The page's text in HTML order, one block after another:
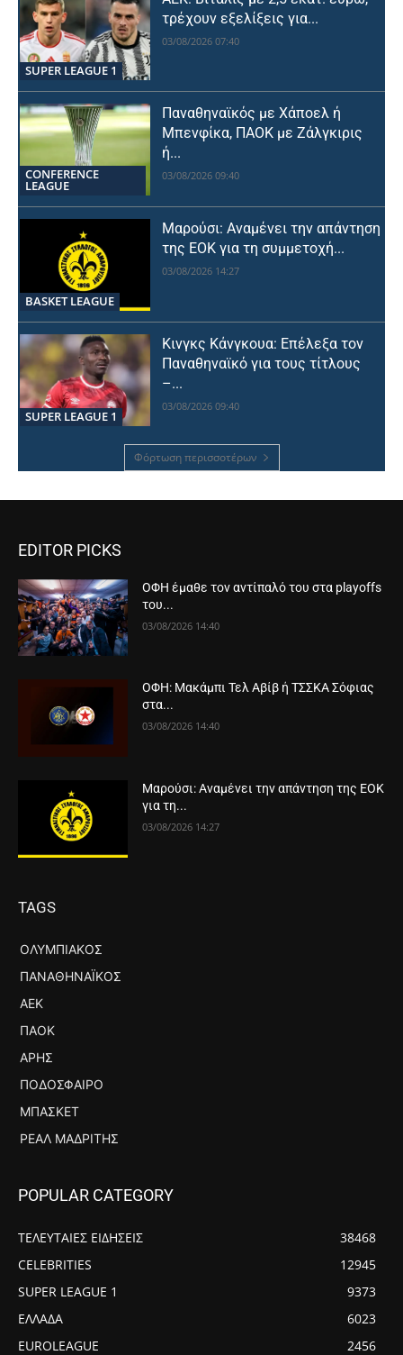
SUPER LEAGUE 1
τρέχουν εξελίξεις για...
03/08/2026 07:40
CONFERENCE
LEAGUE
Παναθηναϊκός με Χάποελ ή
Μπενφίκα, ΠΑΟΚ με Ζάλγκιρις
ή...
03/08/2026 09:40
BASKET LEAGUE
Μαρούσι: Αναμένει την απάντηση
της ΕΟΚ για τη συμμετοχή...
03/08/2026 14:27
SUPER LEAGUE 1
Κινγκς Κάνγκουα: Επέλεξα τον
Παναθηναϊκό για τους τίτλους
–...
03/08/2026 09:40
Φόρτωση περισσοτέρων
EDITOR PICKS
ΟΦΗ έμαθε τον αντίπαλό του στα playoffs
του...
03/08/2026 14:40
ΟΦΗ: Μακάμπι Τελ Αβίβ ή ΤΣΣΚΑ Σόφιας
στα...
03/08/2026 14:40
Μαρούσι: Αναμένει την απάντηση της ΕΟΚ
για τη...
03/08/2026 14:27
TAGS
ΟΛΥΜΠΙΑΚΌΣ
ΠΑΝΑΘΗΝΑΪΚΌΣ
ΑΕΚ
ΠΑΟΚ
ΆΡΗΣ
ΠΟΔΌΣΦΑΙΡΟ
ΜΠΆΣΚΕΤ
ΡΕΆΛ ΜΑΔΡΊΤΗΣ
POPULAR CATEGORY
ΤΕΛΕΥΤΑΙΕΣ ΕΙΔΗΣΕΙΣ
38468
CELEBRITIES
12945
SUPER LEAGUE 1
9373
ΕΛΛΑΔΑ
6023
EUROLEAGUE
2456